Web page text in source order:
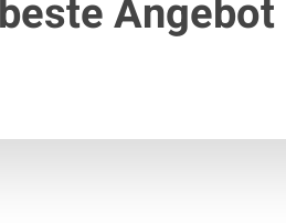
beste Angebot